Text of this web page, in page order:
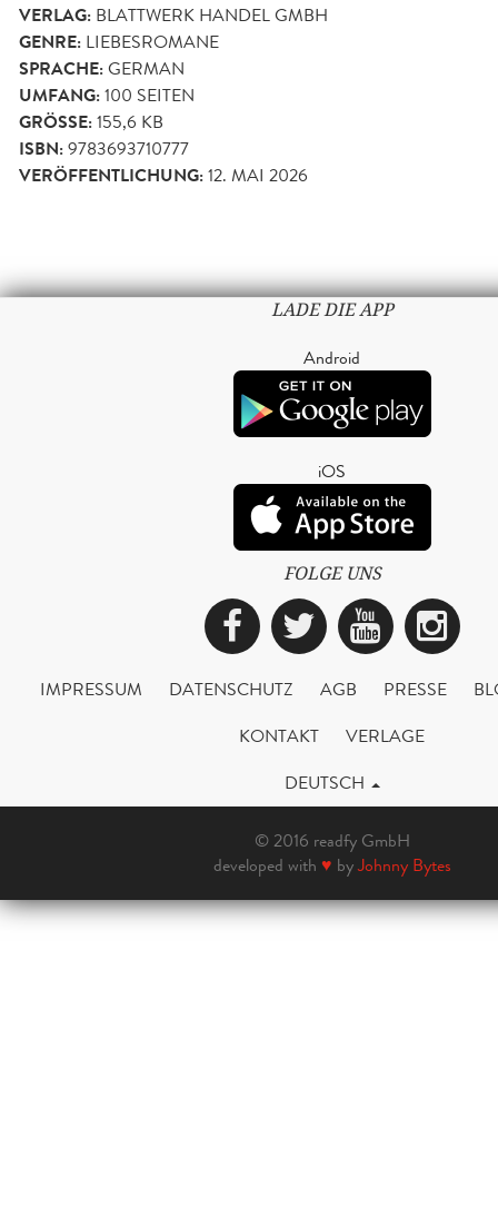
VERLAG: BLATTWERK HANDEL GMBH
GENRE: LIEBESROMANE
SPRACHE:GERMAN
UMFANG:100 SEITEN
GRÖSSE: 155,6 KB
ISBN:9783693710777
VERÖFFENTLICHUNG:12. MAI 2026
LADE DIE APP
Android
iOS
FOLGE UNS
Facebook
Twitter
IMPRESSUM DATENSCHUTZ AGB PRESSE
KONTAKT
VERLAGE
DEUTSCH
© 2016 readfy GmbH
developed with ♥ byJohnny Bytes